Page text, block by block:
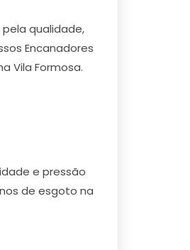
qualidade,
Encanadores
Vila Formosa.
e pressão
de esgoto na